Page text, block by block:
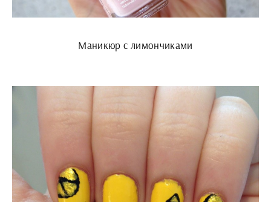
Маникюр с лимончиками